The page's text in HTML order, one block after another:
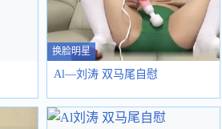
换脸明星
Al—刘涛 双马尾自慰